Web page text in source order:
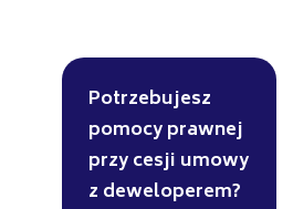
Potrzebujesz
pomocy prawnej
przy cesji umowy
z deweloperem?